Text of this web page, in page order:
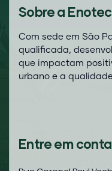
Sobre a Enotec
Com sede em São
qualificada,
que impactam
urbano e a
Entre em